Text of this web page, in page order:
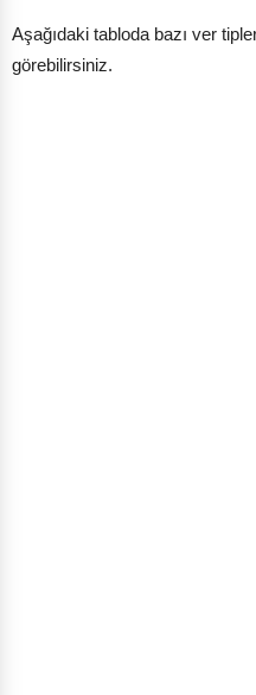
Aşağıdaki tabloda bazı ver
görebilirsiniz.